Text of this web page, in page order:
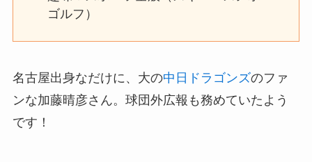
ゴルフ）
名古屋出身なだけに、大の中日ドラゴンズのファ
ンな加藤晴彦さん。球団外広報も務めていたよう
です！